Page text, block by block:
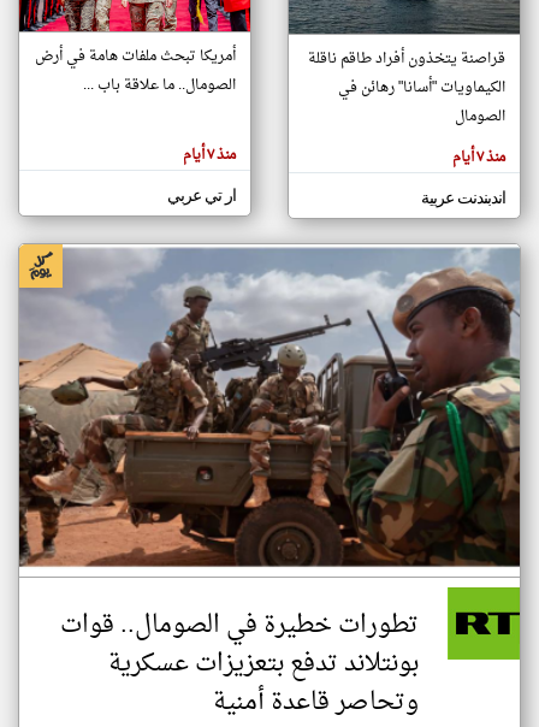
تغيير الدولة
اخبار الصومال على مدار الساعة
أهم اخبار الصومال العاجلة والمباشرة
المقالات
هنا عن
وجهة
كاتبيها.
قراصنة يتخذون أفراد طاقم ناقلة
الكيماويات "أسانا" رهائن في
الصومال
منذ ٧ أيام
اندبندنت عربية
أمريكا تبحث ملفات هامة في أرض
الصومال.. ما علاقة باب ...
منذ ٧ أيام
ار تي عربي
تطورات خطيرة في الصومال.. قوات
بونتلاند تدفع بتعزيزات عسكرية
وتحاصر قاعدة أمنية
klyoum.com